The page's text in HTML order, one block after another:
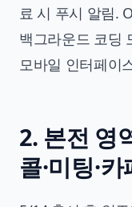
료 시 푸시 알림.
백그라운드 코딩
모바일 인터페이
2. 본전 영
콜·미팅·카